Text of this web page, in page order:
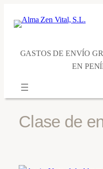
GASTOS DE ENVÍO
EN
Clase de